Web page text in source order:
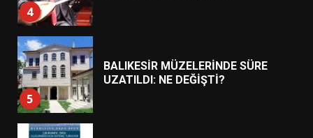
5
6
BURHANİYE SATRANÇ
TURNUVASI KAYITLARI NEYİ
DEĞİŞTİRİYOR?